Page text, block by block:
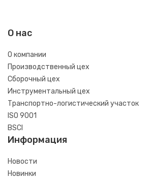
О нас
О компании
Производственный цех
Сборочный цех
Инструментальный цех
Транспортно-логистический участок
ISO 9001
BSCI
Информация
Новости
Новинки